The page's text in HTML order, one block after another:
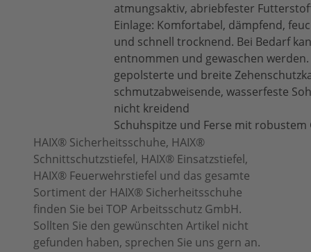
atmungsaktiv, abriebfester
Einlage: Komfortabel, dämpfend,
und schnell trocknend. Bei Bedarf
entnommen und gewaschen werden.
gepolsterte und breite
schmutzabweisende, wasserfeste
nicht kreidend
Schuhspitze und Ferse mit
HAIX® Sicherheitsschuhe, HAIX®
Schnittschutzstiefel, HAIX® Einsatzstiefel,
HAIX® Feuerwehrstiefel und das gesamte
Sortiment der HAIX® Sicherheitsschuhe
finden Sie bei TOP Arbeitsschutz GmbH.
Sollten Sie den gewünschten Artikel nicht
gefunden haben, sprechen Sie uns gern an.